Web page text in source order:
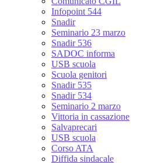
Infopoint 544
Snadir
Seminario 23 marzo
Snadir 536
SADOC informa
USB scuola
Scuola genitori
Snadir 535
Snadir 534
Seminario 2 marzo
Vittoria in cassazione
Salvaprecari
USB scuola
Corso ATA
Diffida sindacale